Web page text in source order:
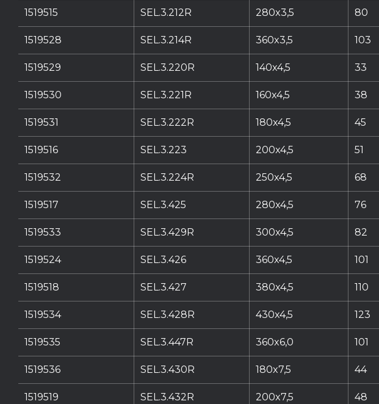
1519515 SEL.3.212R 280x3,5 80
1519528 SEL.3.214R 360x3,5 103
1519529 SEL.3.220R 140x4,5 33
1519530 SEL.3.221R 160x4,5 38
1519531 SEL.3.222R 180x4,5 45
1519516 SEL.3.223 200x4,5 51
1519532 SEL.3.224R 250x4,5 68
1519517 SEL.3.425 280x4,5 76
1519533 SEL.3.429R 300x4,5 82
1519524 SEL.3.426 360x4,5 101
1519518 SEL.3.427 380x4,5 110
1519534 SEL.3.428R 430x4,5 123
1519535 SEL.3.447R 360x6,0 101
1519536 SEL.3.430R 180x7,5 44
1519519 SEL.3.432R 200x7,5 48